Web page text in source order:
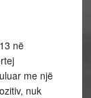
në
me një
nuk